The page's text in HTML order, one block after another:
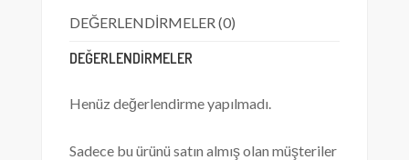
DEĞERLENDIRMELER (0)
DEĞERLENDIRMELER
Henüz değerlendirme yapılmadı.
Sadece bu ürünü satın almış olan müşteriler